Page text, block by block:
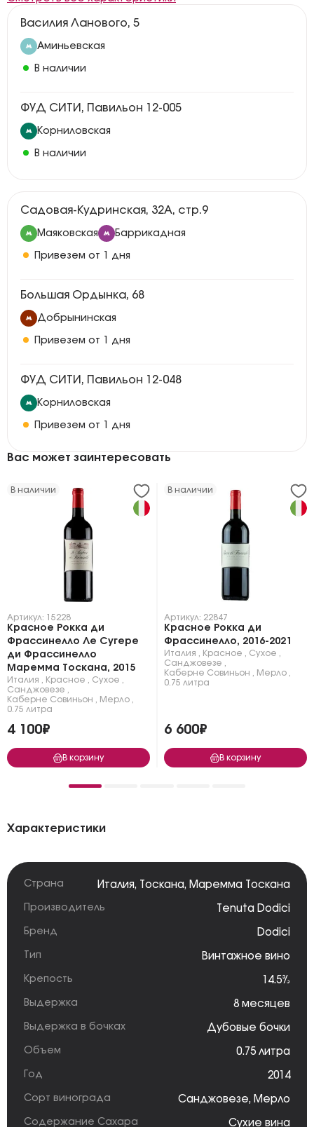
Василия Ланового, 5
Аминьевская
В наличии
ФУД СИТИ, Павильон 12-005
Корниловская
В наличии
Садовая-Кудринская, 32А, стр.9
Маяковская Баррикадная
Привезем от 1 дня
Большая Ордынка, 68
Добрынинская
Привезем от 1 дня
ФУД СИТИ, Павильон 12-048
Корниловская
Привезем от 1 дня
Вас может заинтересовать
В наличии
Артикул: 15228
Красное Рокка ди
Фрассинелло Ле Сугере
ди Фрассинелло
Маремма Тоскана, 2015
Италия Красное Сухое
Санджовезе
Каберне Совиньон
Мерло
0.75 литра
4 100₽
В корзину
В наличии
Артикул: 22847
Красное Рокка ди
Фрассинелло, 2016-2021
Италия Красное Сухое
Санджовезе
Каберне Совиньон
Мерло
0.75 литра
6 600₽
В корзину
Характеристики
Страна Италия, Тоскана, Маремма Тоскана
Производитель Tenuta Dodici
Бренд Dodici
Тип Винтажное вино
Крепость 14.5%
Выдержка 8 месяцев
Выдержка в бочках Дубовые бочки
Объем 0.75 литра
Год 2014
Сорт винограда Санджовезе, Мерло
Содержание Сахара Сухие вина